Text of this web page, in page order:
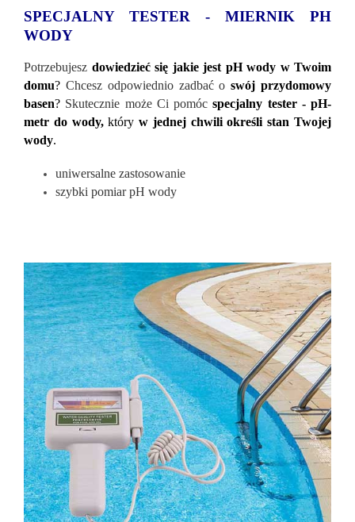
SPECJALNY TESTER - MIERNIK PH
WODY
Potrzebujesz dowiedzieć się jakie jest pH wody w Twoim
domu? Chcesz odpowiednio zadbać oswój przydomowy
basen? Skutecznie może Ci pomócspecjalny tester - pH-
metr do wody,któryw jednej chwili określi stan Twojej
wody.
uniwersalne zastosowanie
szybki pomiar pH wody